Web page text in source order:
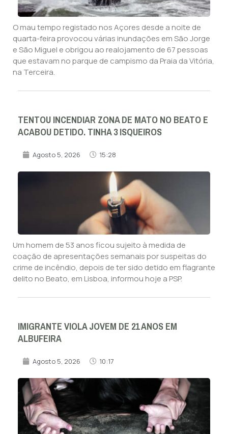
O mau tempo registado nos Açores desde a noite de
quarta-feira provocou várias inundações em São Jorge
e São Miguel e obrigou ao realojamento de 67 pessoas
que estavam no parque de campismo da Praia da Vitória,
na Terceira.
TENTOU INCENDIAR ZONA DE MATO NO BEATO E
ACABOU DETIDO. TINHA 3 ISQUEIROS
Agosto 5, 2026 15:28
Um homem de 53 anos ficou sujeito à medida de
coação de apresentações semanais por suspeitas do
crime de incêndio, depois de ter sido detido em flagrante
delito no Beato, em Lisboa, informou hoje a PSP.
IMIGRANTE VIOLA JOVEM DE 21 ANOS EM
ALBUFEIRA
Agosto 5, 2026 10:17